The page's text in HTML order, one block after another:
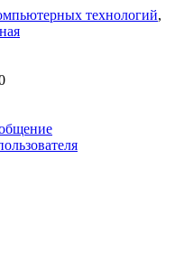
технологий,